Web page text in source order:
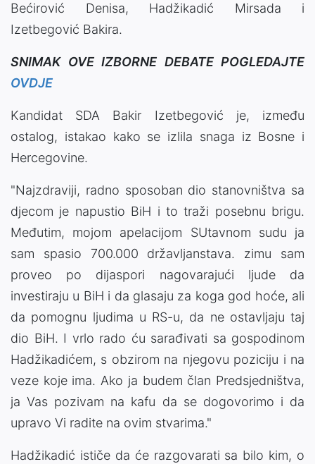
Bećirović Denisa, Hadžikadić Mirsada i
Izetbegović Bakira.
SNIMAK OVE IZBORNE DEBATE POGLEDAJTE
OVDJE
Kandidat SDA Bakir Izetbegović je, između
ostalog, istakao kako se izlila snaga iz Bosne i
Hercegovine.
"Najzdraviji, radno sposoban dio stanovništva sa
djecom je napustio BiH i to traži posebnu brigu.
Međutim, mojom apelacijom SUtavnom sudu ja
sam spasio 700.000 državljanstava. zimu sam
proveo po dijaspori nagovarajući ljude da
investiraju u BiH i da glasaju za koga god hoće, ali
da pomognu ljudima u RS-u, da ne ostavljaju taj
dio BiH. I vrlo rado ću sarađivati sa gospodinom
Hadžikadićem, s obzirom na njegovu poziciju i na
veze koje ima. Ako ja budem član Predsjedništva,
ja Vas pozivam na kafu da se dogovorimo i da
upravo Vi radite na ovim stvarima."
Hadžikadić ističe da će razgovarati sa bilo kim, o